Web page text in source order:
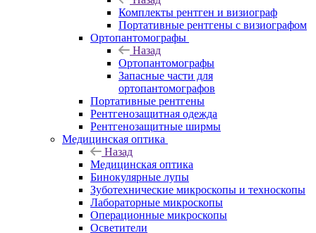
Комплекты рентген и визиограф
Портативные рентгены с визиографом
Ортопантомографы
Назад
Ортопантомографы
Запасные части для
ортопантомографов
Портативные рентгены
Рентгенозащитная одежда
Рентгенозащитные ширмы
Медицинская оптика
Назад
Медицинская оптика
Бинокулярные лупы
Зуботехнические микроскопы и техноскопы
Лабораторные микроскопы
Операционные микроскопы
Осветители